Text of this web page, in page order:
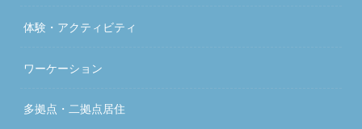
体験・アクティビティ
ワーケーション
多拠点・二拠点居住